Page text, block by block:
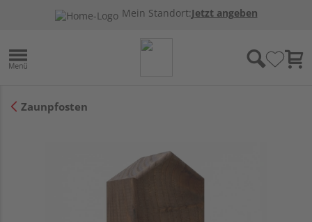
Mein Standort:Jetzt angeben
Zaunpfosten